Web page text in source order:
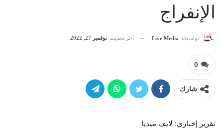
الإنفراج
بواسطة Live Media آخر تحديث نوفمبر 27, 2022
0
شارك
تقرير إخباري: لايف ميديا